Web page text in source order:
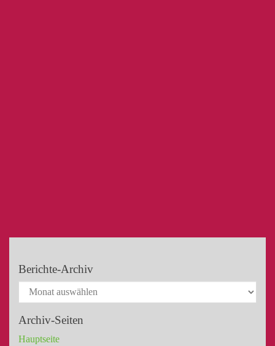
Berichte-Archiv
Archiv-Seiten
Hauptseite